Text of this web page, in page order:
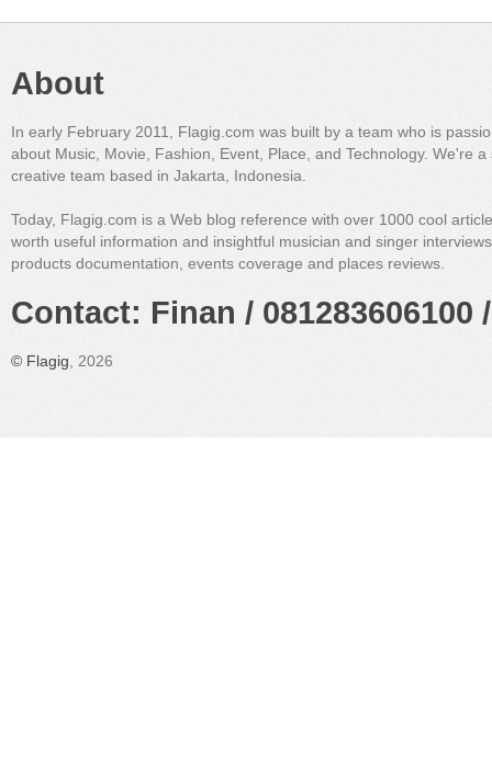
About
In early February 2011, Flagig.com was built by a team who is
about Music, Movie, Fashion, Event, Place, and Technology. We're a
creative team based in Jakarta, Indonesia.
Today, Flagig.com is a Web blog reference with over 1000 cool
worth useful information and insightful musician and singer
products documentation, events coverage and places reviews.
Contact: Finan /
© Flagig , 2026